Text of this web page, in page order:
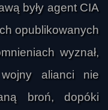
były agent CIA
opublikowanych
wyznał,
alianci nie
broń, dopóki